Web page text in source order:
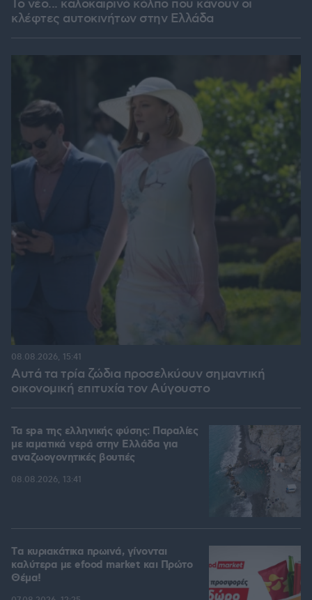
Το νέο... καλοκαιρινό κόλπο που κάνουν οι
κλέφτες αυτοκινήτων στην Ελλάδα
Αυτά τα τρία ζώδια προσελκύουν σημαντική
οικονομική επιτυχία τον Αύγουστο
08.08.2026, 15:41
Τα spa της ελληνικής φύσης: Παραλίες
με ιαματικά νερά στην Ελλάδα για
αναζωογονητικές βουτιές
08.08.2026, 13:41
Tα κυριακάτικα πρωινά, γίνονται
καλύτερα με efood market και Πρώτο
Θέμα!